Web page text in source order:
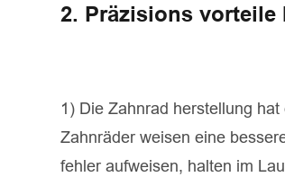
2. Präzisions
1) Die Zahnrad herstellung
Zahnräder weisen eine
fehler aufweisen, halten im